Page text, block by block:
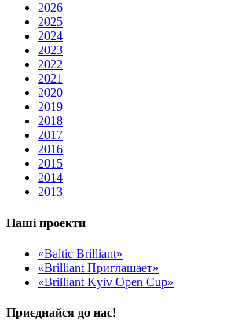
2026
2025
2024
2023
2022
2021
2020
2019
2018
2017
2016
2015
2014
2013
Наші проекти
«Baltic Brilliant»
«Brilliant Приглашает»
«Brilliant Kyiv Open Cup»
Приєднайся до нас!